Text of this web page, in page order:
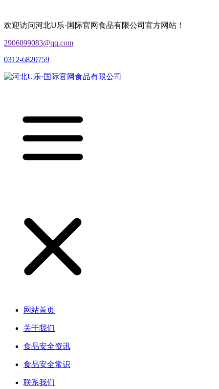
欢迎访问河北U乐·国际官网食品有限公司官方网站！
2906099083@qq.com
0312-6820759
网站首页
关于我们
食品安全资讯
食品安全常识
联系我们